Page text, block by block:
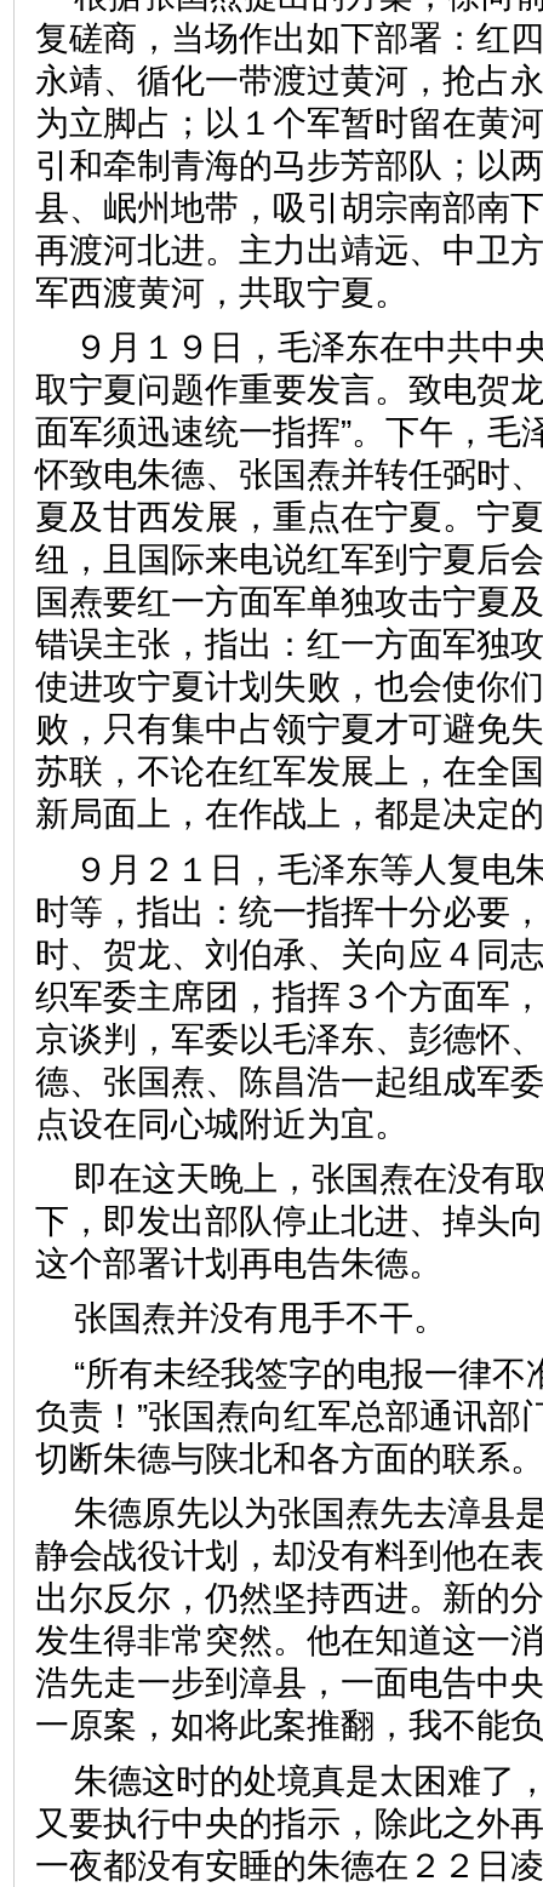
复磋商，当场作出如下部署：红
永靖、循化一带渡过黄河，抢占
为立脚占；以１个军暂时留在黄
引和牵制青海的马步芳部队；以
县、岷州地带，吸引胡宗南部南
再渡河北进。主力出靖远、中卫
军西渡黄河，共取宁夏。
９月１９日，毛泽东在中共中
取宁夏问题作重要发言。致电贺
面军须迅速统一指挥”。下午，毛
怀致电朱德、张国焘并转任弼时
夏及甘西发展，重点在宁夏。宁
纽，且国际来电说红军到宁夏后
国焘要红一方面军单独攻击宁夏
错误主张，指出：红一方面军独
使进攻宁夏计划失败，也会使你
败，只有集中占领宁夏才可避免
苏联，不论在红军发展上，在全
新局面上，在作战上，都是决定
９月２１日，毛泽东等人复电
时等，指出：统一指挥十分必要
时、贺龙、刘伯承、关向应４同
织军委主席团，指挥３个方面军
京谈判，军委以毛泽东、彭德怀
德、张国焘、陈昌浩一起组成军
点设在同心城附近为宜。
即在这天晚上，张国焘在没有
下，即发出部队停止北进、掉头
这个部署计划再电告朱德。
张国焘并没有甩手不干。
“所有未经我签字的电报一律
负责！”张国焘向红军总部通讯部
切断朱德与陕北和各方面的联系。
朱德原先以为张国焘先去漳县
静会战役计划，却没有料到他在
出尔反尔，仍然坚持西进。新的
发生得非常突然。他在知道这一
浩先走一步到漳县，一面电告中
一原案，如将此案推翻，我不能
朱德这时的处境真是太困难了
又要执行中央的指示，除此之外
一夜都没有安睡的朱德在２２日